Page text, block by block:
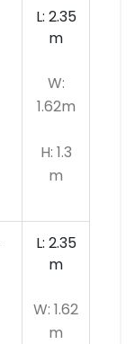
L: 2.35
m
W:
1.62m
H: 1.3
m
L: 2.35
m
W: 1.62
m